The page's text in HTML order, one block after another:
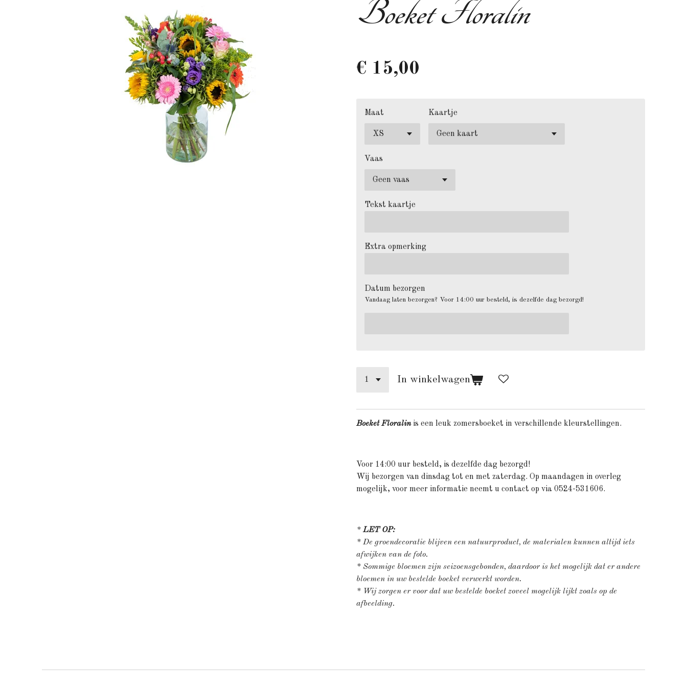
Boeket Floralin
€ 15,00
Maat Kaartje
Vaas
Tekst kaartje
Extra opmerking
Datum bezorgen
Vandaag laten bezorgen? Voor 14:00 uur besteld, is dezelfde dag bezorgd!
In winkelwagen
Boeket Floralin is een leuk zomersboeket in verschillende kleurstellingen.
Voor 14:00 uur besteld, is dezelfde dag bezorgd!
Wij bezorgen van dinsdag tot en met zaterdag. Op maandagen in overleg
mogelijk, voor meer informatie neemt u contact op via 0524-531606.
* LET OP:
* De groendecoratie blijven een natuurproduct, de materialen kunnen altijd iets
afwijken van de foto.
* Sommige bloemen zijn seizoensgebonden, daardoor is het mogelijk dat er andere
bloemen in uw bestelde boeket verwerkt worden.
* Wij zorgen er voor dat uw bestelde boeket zoveel mogelijk lijkt zoals op de
afbeelding.